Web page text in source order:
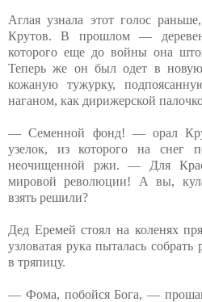
Аглая узнала этот голос
Крутов. В прошлом —
которого еще до войны она
Теперь же он был одет в
кожаную тужурку,
наганом, как дирижерской
— Семенной фонд! — орал
узелок, из которого на снег
неочищенной ржи. — Для
мировой революции! А вы,
взять решили?
Дед Еремей стоял на коленях
узловатая рука пыталась
в тряпицу.
— Фома, побойся Бога, —